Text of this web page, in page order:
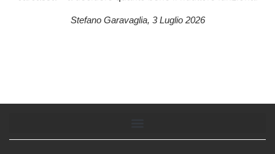
Stefano Garavaglia, 3 Luglio 2026